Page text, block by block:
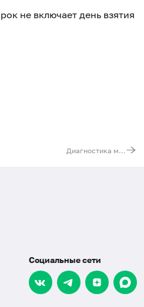
не включает день взятия
Диагностика миастении (антитела к ацетилхолиновому рецептору (АхР))
Социальные сети